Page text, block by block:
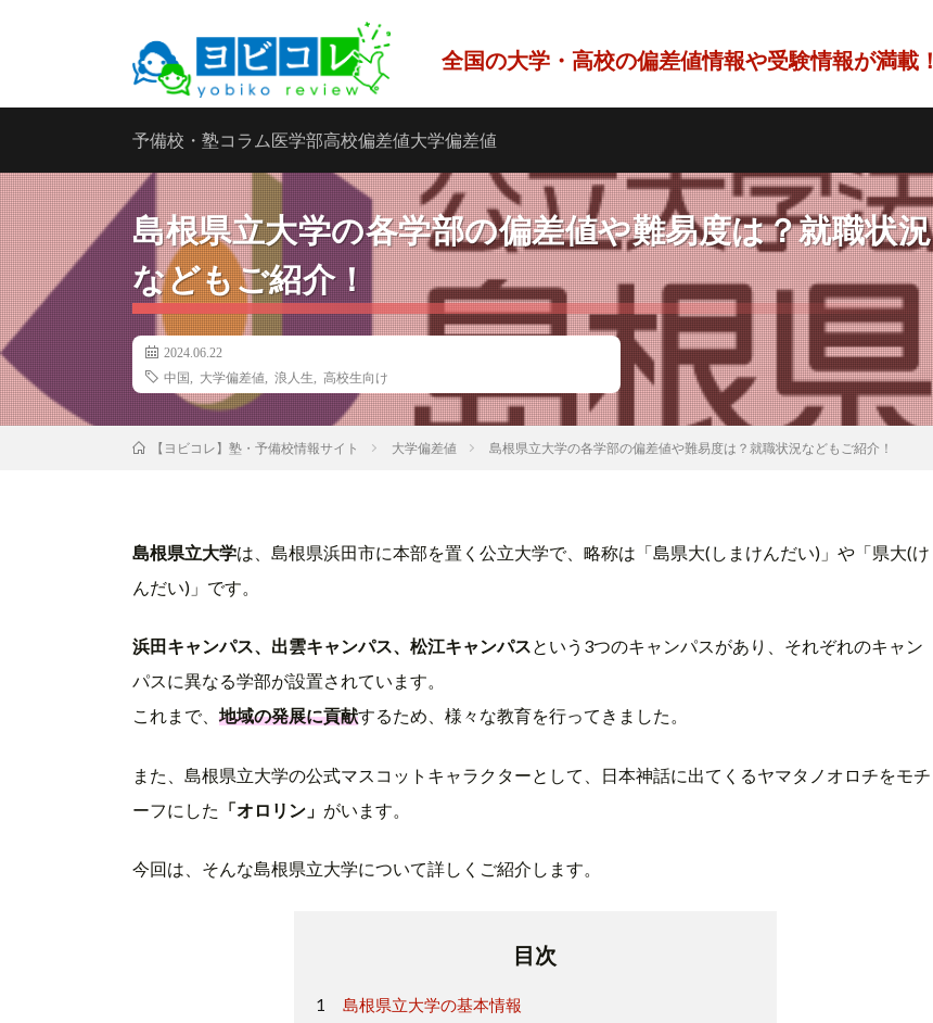
全国の大学・高校の偏差値情報や受験情報が満載！
予備校・塾コラム医学部高校偏差値大学偏差値
島根県立大学の各学部の偏差値や難易度は？就職状況
などもご紹介！
2024.06.22
中国
大学偏差値 浪人生 高校生向け
【ヨビコレ】塾・予備校情報サイト 大学偏差値 島根県立大学の各学部の偏差値や難易度は？就職状況などもご紹介！
島根県立大学は、島根県浜田市に本部を置く公立大学で、略称は「島県大(しまけんだい)」や「県大(け
んだい)」です。
浜田キャンパス、出雲キャンパス、松江キャンパスという3つのキャンパスがあり、それぞれのキャン
パスに異なる学部が設置されています。
これまで、 地域の発展に貢献するため、様々な教育を行ってきました。
また、島根県立大学の公式マスコットキャラクターとして、日本神話に出てくるヤマタノオロチをモチ
ーフにした 「オロリン」 がいます。
今回は、そんな島根県立大学について詳しくご紹介します。
目次
島根県立大学の基本情報